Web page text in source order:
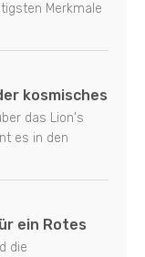
Merkmale
kosmisches
das Lion's
es in den
ein Rotes
die